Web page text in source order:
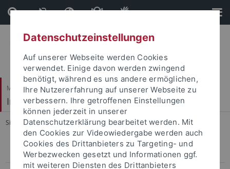
Direkt
zum
Inhalt
Direkt
zur
Fußleiste
Mathematisch-Naturwissenschaftliche Fakultät
Institut für Anorganische Chemie
Sie sind hier: Startseite ... Aktivitäten
Prof. Dr. Andreas Schnepf
Datenschutzeinstellungen
Auf unserer Webseite werden Cookies
verwendet. Einige davon werden zwingend
benötigt, während es uns andere ermöglichen,
Ihre Nutzererfahrung auf unserer Webseite zu
verbessern. Ihre getroffenen Einstellungen
können jederzeit in unserer
Datenschutzerklärung bearbeitet werden. Mit
den Cookies zur Videowiedergabe werden auch
Cookies des Drittanbieters zu Targeting- und
Werbezwecken gesetzt und Informationen ggf.
mit weiteren Diensten des Drittanbieters